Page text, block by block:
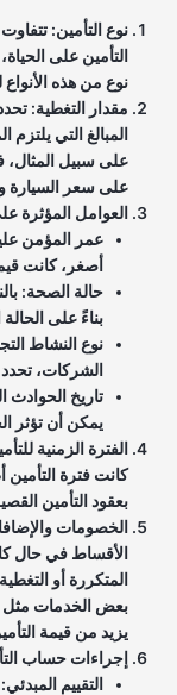
نوع التأمين: تتفاوت
التأمين على
نوع من هذه
مقدار التغطية: تحدد
المبالغ التي
على سبيل المثال،
على سعر السيارة
العوامل المؤثرة على
عمر المؤمن
أصغر، كانت
حالة الصحة:
بناءً على
نوع النشاط
الشركات، تحدد
تاريخ الحوادث
يمكن أن تؤثر
الفترة الزمنية
كانت فترة
بعقود التأمين
الخصومات
الأقساط في حال
المتكررة أو
بعض الخدمات مثل
يزيد من قيمة
إجراءات حساب
التقييم المبدئي: